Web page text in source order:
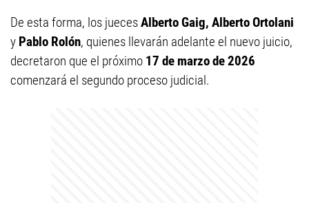
De esta forma, los juecesAlberto Gaig, Alberto Ortolani
y Pablo Rolón, quienes llevarán adelante el nuevo juicio,
decretaron que el próximo 17 de marzo de 2026
comenzará el segundo proceso judicial.